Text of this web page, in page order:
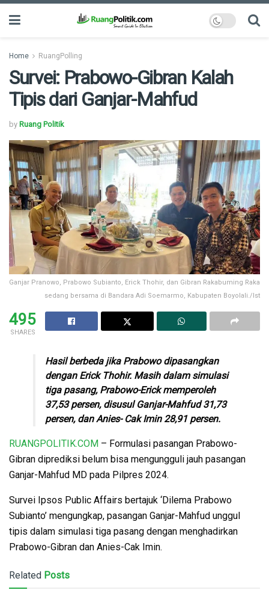
Home RuangPolling
Survei: Prabowo-Gibran Kalah
Tipis dari Ganjar-Mahfud
by Ruang Politik
Ganjar Pranowo, Prabowo Subianto, Erick Thohir, dan Gibran Rakabuming Raka
sedang bersama di Bandara Adi Soemarmo, Kabupaten Boyolali./Ist
495
SHARES
Hasil berbeda jika Prabowo dipasangkan
dengan Erick Thohir. Masih dalam simulasi
tiga pasang, Prabowo-Erick memperoleh
37,53 persen, disusul Ganjar-Mahfud 31,73
persen, dan Anies- Cak Imin 28,91 persen.
RUANGPOLITIK.COM – Formulasi pasangan Prabowo-
Gibran diprediksi belum bisa mengungguli jauh pasangan
Ganjar-Mahfud MD pada Pilpres 2024.
Survei Ipsos Public Affairs bertajuk ‘Dilema Prabowo
Subianto’ mengungkap, pasangan Ganjar-Mahfud unggul
tipis dalam simulasi tiga pasang dengan menghadirkan
Prabowo-Gibran dan Anies-Cak Imin.
Related Posts